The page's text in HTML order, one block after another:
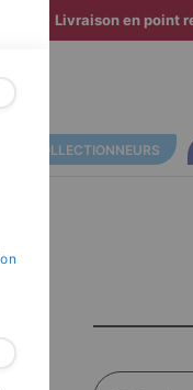
Livraison en point
BD COLLECTIONNEURS